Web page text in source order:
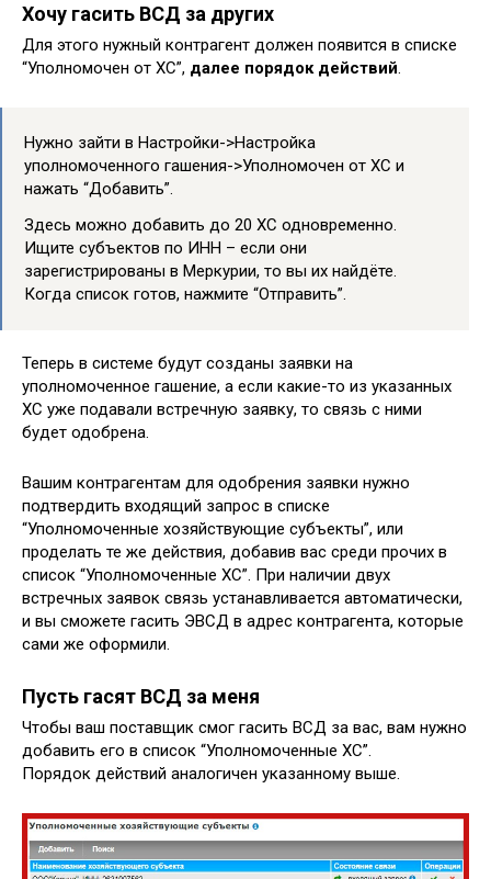
Хочу гасить ВСД за других
Для этого нужный контрагент должен появится в списке
“Уполномочен от ХС”, далее порядок действий.
Нужно зайти в Настройки->Настройка
уполномоченного гашения->Уполномочен от ХС и
нажать “Добавить”.
Здесь можно добавить до 20 ХС одновременно.
Ищите субъектов по ИНН – если они
зарегистрированы в Меркурии, то вы их найдёте.
Когда список готов, нажмите “Отправить”.
Теперь в системе будут созданы заявки на
уполномоченное гашение, а если какие-то из указанных
ХС уже подавали встречную заявку, то связь с ними
будет одобрена.
Вашим контрагентам для одобрения заявки нужно
подтвердить входящий запрос в списке
“Уполномоченные хозяйствующие субъекты”, или
проделать те же действия, добавив вас среди прочих в
список “Уполномоченные ХС”. При наличии двух
встречных заявок связь устанавливается автоматически,
и вы сможете гасить ЭВСД в адрес контрагента, которые
сами же оформили.
Пусть гасят ВСД за меня
Чтобы ваш поставщик смог гасить ВСД за вас, вам нужно
добавить его в список “Уполномоченные ХС”.
Порядок действий аналогичен указанному выше.